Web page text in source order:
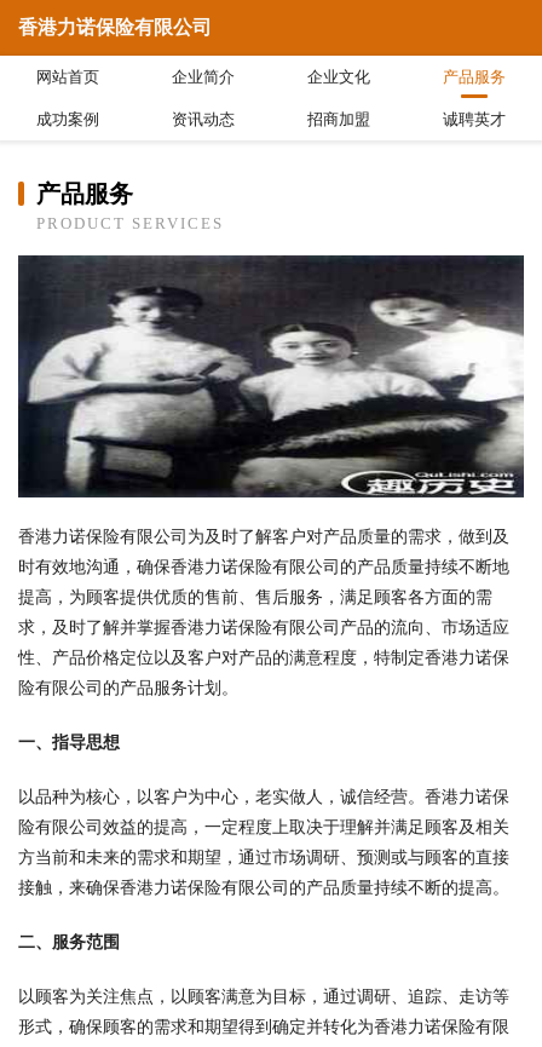
香港力诺保险有限公司
网站首页 企业简介 企业文化 产品服务
成功案例 资讯动态 招商加盟 诚聘英才
产品服务
PRODUCT SERVICES
香港力诺保险有限公司为及时了解客户对产品质量的需求，做到及
时有效地沟通，确保香港力诺保险有限公司的产品质量持续不断地
提高，为顾客提供优质的售前、售后服务，满足顾客各方面的需
求，及时了解并掌握香港力诺保险有限公司产品的流向、市场适应
性、产品价格定位以及客户对产品的满意程度，特制定香港力诺保
险有限公司的产品服务计划。
一、指导思想
以品种为核心，以客户为中心，老实做人，诚信经营。香港力诺保
险有限公司效益的提高，一定程度上取决于理解并满足顾客及相关
方当前和未来的需求和期望，通过市场调研、预测或与顾客的直接
接触，来确保香港力诺保险有限公司的产品质量持续不断的提高。
二、服务范围
以顾客为关注焦点，以顾客满意为目标，通过调研、追踪、走访等
形式，确保顾客的需求和期望得到确定并转化为香港力诺保险有限